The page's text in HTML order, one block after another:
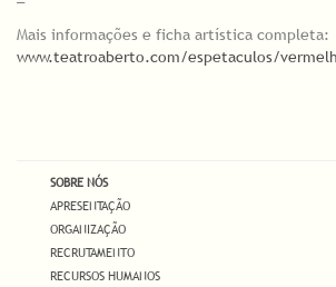
Mais informações e ficha artística completa:
www.teatroaberto.com/espetaculos/
SOBRE NÓS
APRESENTAÇÃO
ORGANIZAÇÃO
RECRUTAMENTO
RECURSOS HUMANOS